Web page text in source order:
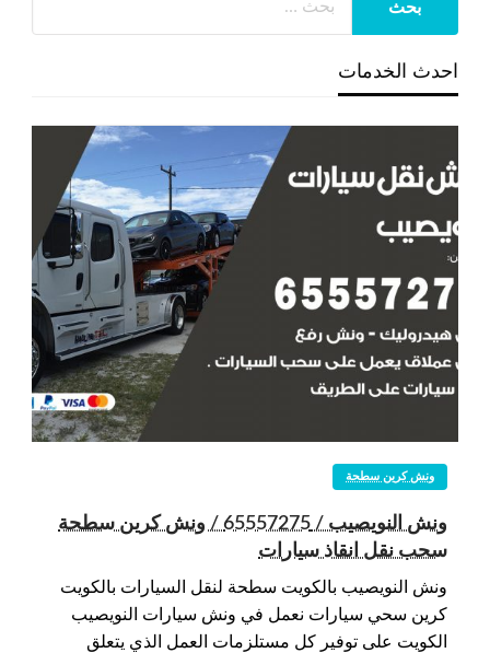
احدث الخدمات
ونش كرين سطحة
ونش النويصيب / 65557275 / ونش كرين سطحة
سحب نقل انقاذ سيارات
ونش النويصيب بالكويت سطحة لنقل السيارات بالكويت
كرين سحي سيارات نعمل في ونش سيارات النويصيب
الكويت على توفير كل مستلزمات العمل الذي يتعلق